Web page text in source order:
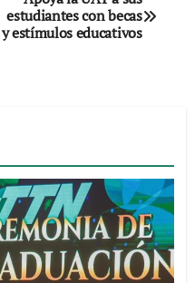
estudiantes con becas
y estímulos educativos